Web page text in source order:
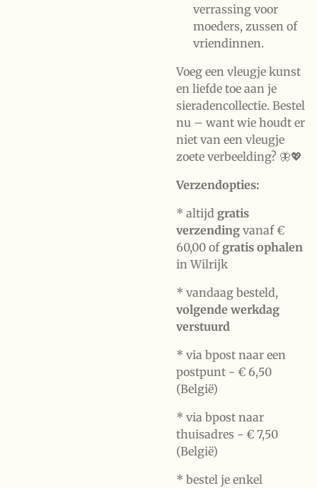
verrassing voor
moeders, zussen of
vriendinnen.
Voeg een vleugje kunst
en liefde toe aan je
sieradencollectie. Bestel
nu – want wie houdt er
niet van een vleugje
zoete verbeelding? 🦋💖
Verzendopties:
* altijd gratis
verzending vanaf €
60,00 ofgratis ophalen
in Wilrijk
* vandaag besteld,
volgende werkdag
verstuurd
* via bpost naar een
postpunt - € 6,50
(België)
* via bpost naar
thuisadres - € 7,50
(België)
* bestel je enkel